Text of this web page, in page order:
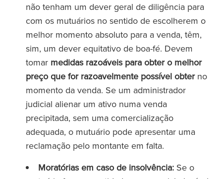
não tenham um dever geral de diligência para
com os mutuários no sentido de escolherem o
melhor momento absoluto para a venda, têm,
sim, um dever equitativo de boa-fé. Devem
tomar medidas razoáveis para obter o melhor
preço que for razoavelmente possível obterno
momento da venda. Se um administrador
judicial alienar um ativo numa venda
precipitada, sem uma comercialização
adequada, o mutuário pode apresentar uma
reclamação pelo montante em falta.
Moratórias em caso de insolvência: Se o